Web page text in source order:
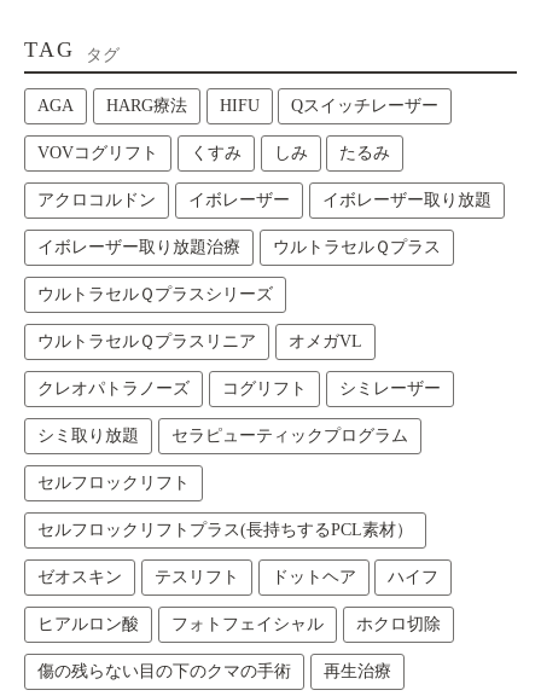
TAG タグ
AGA HARG療法 HIFU Qスイッチレーザー
VOVコグリフト くすみ しみ たるみ
アクロコルドン イボレーザー イボレーザー取り放題
イボレーザー取り放題治療 ウルトラセルＱプラス
ウルトラセルＱプラスシリーズ
ウルトラセルＱプラスリニア オメガVL
クレオパトラノーズ コグリフト シミレーザー
シミ取り放題 セラピューティックプログラム
セルフロックリフト
セルフロックリフトプラス(長持ちするPCL素材）
ゼオスキン テスリフト ドットヘア ハイフ
ヒアルロン酸 フォトフェイシャル ホクロ切除
傷の残らない目の下のクマの手術 再生治療